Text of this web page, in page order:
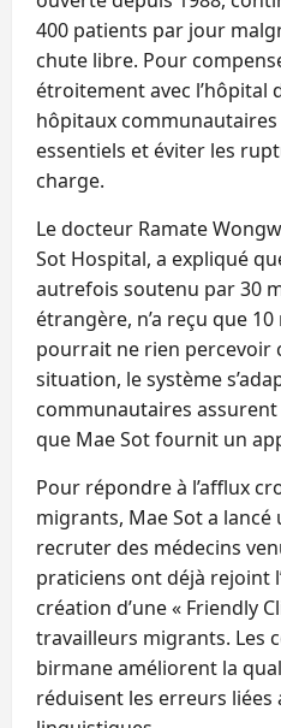
400 patients par jour
chute libre. Pour
étroitement avec l’hôpital
hôpitaux communautaires
essentiels et éviter les
charge.
Le docteur Ramate
Sot Hospital, a expliqué
autrefois soutenu par 30
étrangère, n’a reçu que
pourrait ne rien percevoir
situation, le système
communautaires
que Mae Sot fournit un
Pour répondre à l’afflux
migrants, Mae Sot a
recruter des médecins
praticiens ont déjà rejoint
création d’une « Friendly
travailleurs migrants. Les
birmane améliorent la
réduisent les erreurs liées